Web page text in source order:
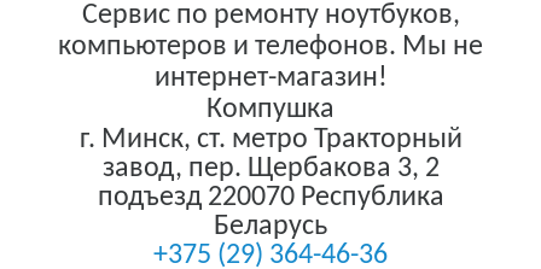
Сервис по ремонту ноутбуков,
компьютеров и телефонов. Мы не
интернет-магазин!
Компушка
г. Минск, ст. метро Тракторный
завод, пер. Щербакова 3, 2
подъезд 220070 Республика
Беларусь
+375 (29) 364-46-36